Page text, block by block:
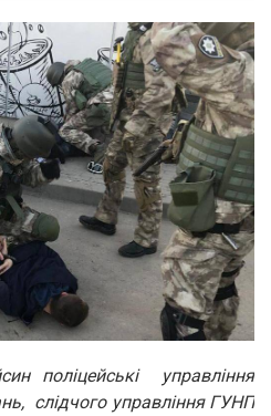
поліцейські управління
слідчого управління ГУНП